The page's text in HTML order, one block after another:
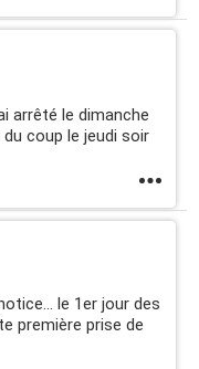
arrêté le dimanche
coup le jeudi soir
le 1er jour des
première prise de